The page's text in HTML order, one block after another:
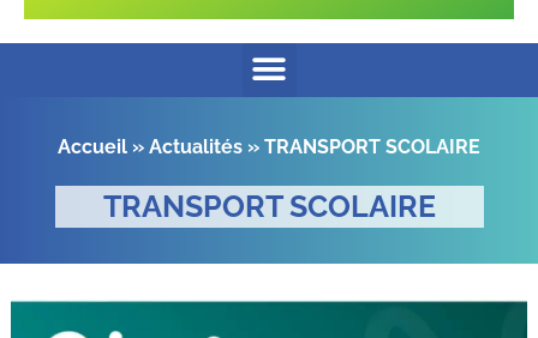
Accueil » Actualités » TRANSPORT SCOLAIRE
TRANSPORT SCOLAIRE